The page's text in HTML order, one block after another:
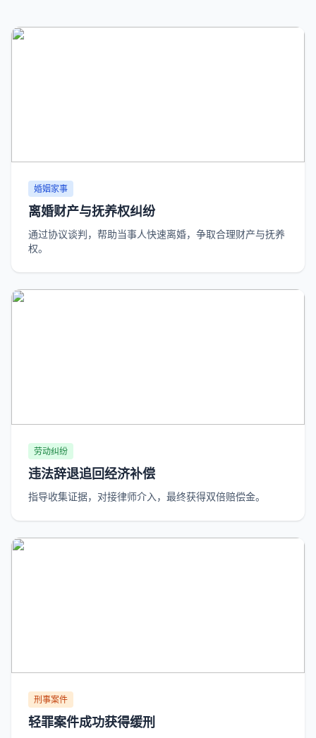
婚姻家事
离婚财产与抚养权纠纷
通过协议谈判，帮助当事人快速离婚，争取合理财产与抚养
权。
劳动纠纷
违法辞退追回经济补偿
指导收集证据，对接律师介入，最终获得双倍赔偿金。
刑事案件
轻罪案件成功获得缓刑